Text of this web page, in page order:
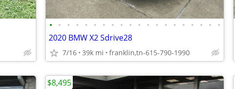
• • • • • • • • • • • • • • • • • • • •
2020 BMW X2 Sdrive28
7/16 39k mi franklin,tn-615-790-1990
$8,495